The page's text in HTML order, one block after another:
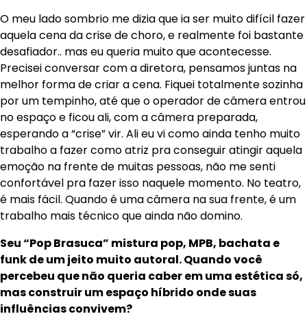
O meu lado sombrio me dizia que ia ser muito difícil fazer
aquela cena da crise de choro, e realmente foi bastante
desafiador.. mas eu queria muito que acontecesse.
Precisei conversar com a diretora, pensamos juntas na
melhor forma de criar a cena. Fiquei totalmente sozinha
por um tempinho, até que o operador de câmera entrou
no espaço e ficou ali, com a câmera preparada,
esperando a “crise” vir. Ali eu vi como ainda tenho muito
trabalho a fazer como atriz pra conseguir atingir aquela
emoção na frente de muitas pessoas, não me senti
confortável pra fazer isso naquele momento. No teatro,
é mais fácil. Quando é uma câmera na sua frente, é um
trabalho mais técnico que ainda não domino.
Seu “Pop Brasuca” mistura pop, MPB, bachata e
funk de um jeito muito autoral. Quando você
percebeu que não queria caber em uma estética só,
mas construir um espaço híbrido onde suas
influências convivem?